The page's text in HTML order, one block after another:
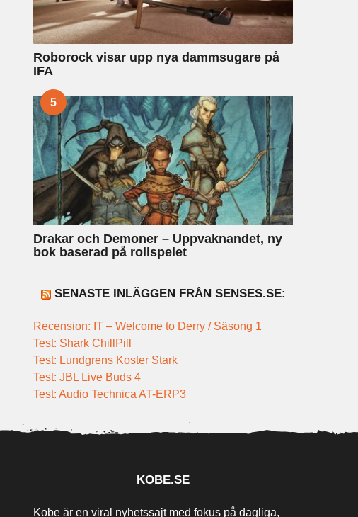
Roborock visar upp nya dammsugare på
IFA
5
Drakar och Demoner – Uppvaknandet, ny
bok baserad på rollspelet
SENASTE INLÄGGEN FRÅN SENSES.SE:
Recension: IT – Welcome to Derry / Säsong 1
Test: Shark ChillPill
Test: Lundgrens Koster Stark
Test: JBL Live Buds 4
Test: Audio Technica AT-ERP3
KOBE.SE
Kobe är en viral nyhetssajt med fokus på dagliga,